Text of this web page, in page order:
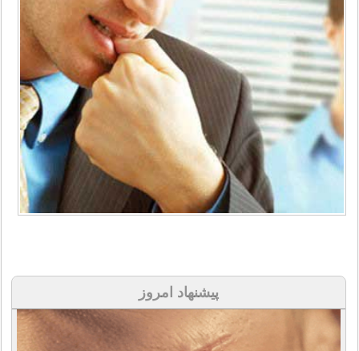
پیشنهاد امروز